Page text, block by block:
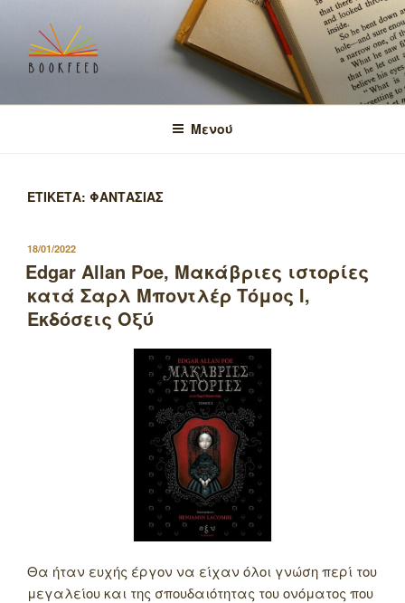
περιεχόμενο
BOOKFEED
μοιραζόμαστε την αγάπη για τα βιβλία και τη γνώση!
Μενού
ΕΤΙΚΕΤΑ: ΦΑΝΤΑΣΙΑΣ
ΔΗΜΟΣΙΕΥΤΗΚΕ
ΣΤΙΣ
18/01/2022
Edgar Allan Poe, Μακάβριες ιστορίες
κατά Σαρλ Μποντλέρ Τόμος I,
Εκδόσεις Οξύ
Θα ήταν ευχής έργον να είχαν όλοι γνώση περί του
μεγαλείου και της σπουδαιότητας του ονόματος που